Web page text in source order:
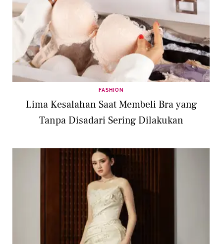
FASHION
Lima Kesalahan Saat Membeli Bra yang
Tanpa Disadari Sering Dilakukan